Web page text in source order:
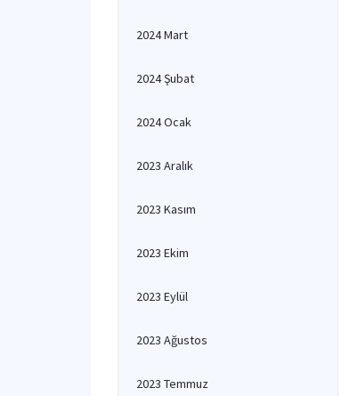
2024 Mart
2024 Şubat
2024 Ocak
2023 Aralık
2023 Kasım
2023 Ekim
2023 Eylül
2023 Ağustos
2023 Temmuz